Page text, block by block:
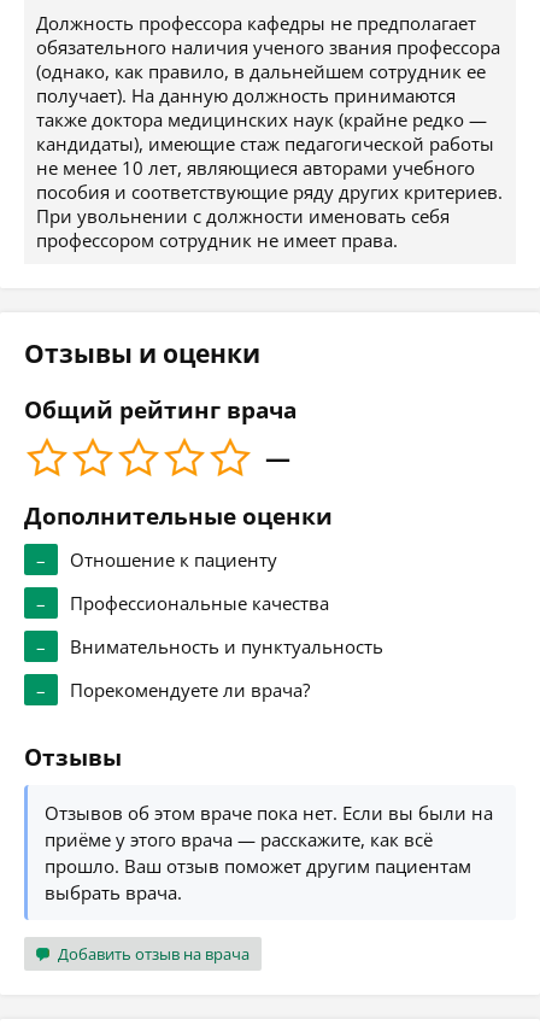
Должность профессора кафедры не предполагает
обязательного наличия ученого звания профессора
(однако, как правило, в дальнейшем сотрудник ее
получает). На данную должность принимаются
также доктора медицинских наук (крайне редко —
кандидаты), имеющие стаж педагогической работы
не менее 10 лет, являющиеся авторами учебного
пособия и соответствующие ряду других критериев.
При увольнении с должности именовать себя
профессором сотрудник не имеет права.
Отзывы и оценки
Общий рейтинг врача
—
Дополнительные оценки
–
Отношение к пациенту
–
Профессиональные качества
–
Внимательность и пунктуальность
–
Порекомендуете ли врача?
Отзывы
Отзывов об этом враче пока нет. Если вы были на
приёме у этого врача — расскажите, как всё
прошло. Ваш отзыв поможет другим пациентам
выбрать врача.
Добавить отзыв на врача